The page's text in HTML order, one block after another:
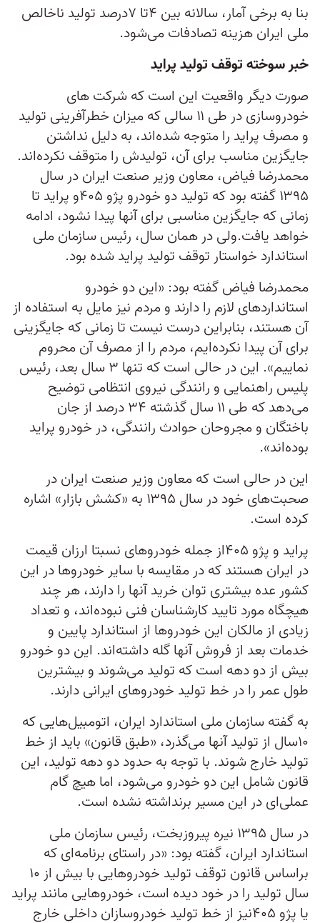
بنا به برخی آمار، سالانه بین ۴تا ۷درصد تولید ناخالص
ملی ایران هزینه تصادفات می‌شود.
خبر سوخته توقف تولید پراید
صورت دیگر واقعیت این است که شرکت های
خودروسازی در طی ۱۱ سالی که میزان خطرآفرینی تولید
و مصرف پراید را متوجه شده‌اند، به دلیل نداشتن
جایگزین مناسب برای آن، تولیدش را متوقف نکرده‌اند.
محمدرضا فیاض، معاون وزیر صنعت ایران در سال
۱۳۹۵ گفته بود که تولید دو خودرو پژو ۴۰۵و پراید تا
زمانی که جایگزین مناسبی برای آنها پیدا نشود، ادامه
خواهد یافت.ولی در همان سال، رئیس سازمان ملی
استاندارد خواستار توقف تولید پراید شده بود.
محمدرضا فیاض گفته بود: «این دو خودرو
استانداردهای لازم را دارند و مردم نیز مایل به استفاده از
آن هستند، بنابراین درست نیست تا زمانی که جایگزینی
برای آن پیدا نکرده‌ایم، مردم را از مصرف آن محروم
نماییم». این در حالی است که تنها ۳ سال بعد، رئیس
پلیس راهنمایی و رانندگی نیروی انتظامی توضیح
می‌دهد که طی ۱۱ سال گذشته ۳۴ درصد از جان
باختگان و مجروحان حوادث رانندگی، در خودرو پراید
بوده‌اند».
این در حالی است که معاون وزیر صنعت ایران در
صحبت‌های خود در سال ۱۳۹۵ به «کشش بازار» اشاره
کرده است.
پراید و پژو ۴۰۵از جمله خودروهای نسبتا ارزان قیمت
در ایران هستند که در مقایسه با سایر خودروها در این
کشور عده بیشتری توان خرید آنها را دارند، هر چند
هیچگاه مورد تایید کارشناسان فنی نبوده‌اند، و تعداد
زیادی از مالکان این خودروها از استاندارد پایین و
خدمات بعد از فروش آنها گله داشته‌اند. این دو خودرو
بیش از دو دهه است که تولید می‌شوند و بیشترین
طول عمر را در خط تولید خودروهای ایرانی دارند.
به گفته سازمان ملی استاندارد ایران، اتومبیل‌هایی که
۱۰سال از تولید آنها می‌گذرد، «طبق قانون» باید از خط
تولید خارج شوند. با توجه به حدود دو دهه تولید، این
قانون شامل این دو خودرو می‌شود، اما هیچ گام
عملی‌ای در این مسیر برنداشته نشده است.
در سال ۱۳۹۵ نیره پیروزبخت، رئیس سازمان ملی
استاندارد ایران، گفته بود: «در راستای برنامه‌ای که
براساس قانون توقف تولید خودروهایی با بیش از ۱۰
سال تولید را در خود دیده است، خودروهایی مانند پراید
یا پژو ۴۰۵نیز از خط تولید خودروسازان داخلی خارج